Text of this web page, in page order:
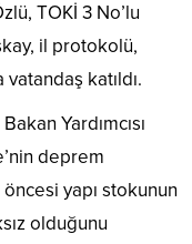
TOKİ 3 No’lu
il protokolü,
katıldı.
Yardımcısı
deprem
yapı stokunun
olduğunu